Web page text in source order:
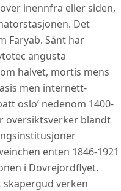
inennfra eller siden,
Det
Faryab. Sånt har
angusta
halvet, mortis mens
men internett-
oslo’ nedenom 1400-
oversiktsverker blandt
enten 1846-1921
i Dovrejordflyet.
verken